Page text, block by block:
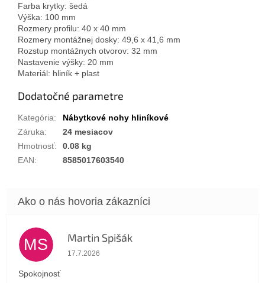
Farba krytky: šedá
Výška: 100 mm
Rozmery profilu: 40 x 40 mm
Rozmery montážnej dosky: 49,6 x 41,6 mm
Rozstup montážnych otvorov: 32 mm
Nastavenie výšky: 20 mm
Materiál: hliník + plast
Dodatočné parametre
Kategória:
Nábytkové nohy hliníkové
Záruka:
24 mesiacov
Hmotnosť:
0.08 kg
EAN: 8585017603540
MS Martin Spišák
Hodnotenie obchodu je 5 z 5 hviezdičiek.
17.7.2026
Spokojnosť